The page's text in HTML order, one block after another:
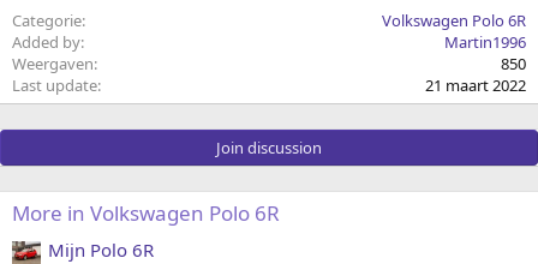
Categorie
Volkswagen Polo 6R
Added by
Martin1996
Weergaven
850
Last update
21 maart 2022
Join discussion
More in Volkswagen Polo 6R
Mijn Polo 6R